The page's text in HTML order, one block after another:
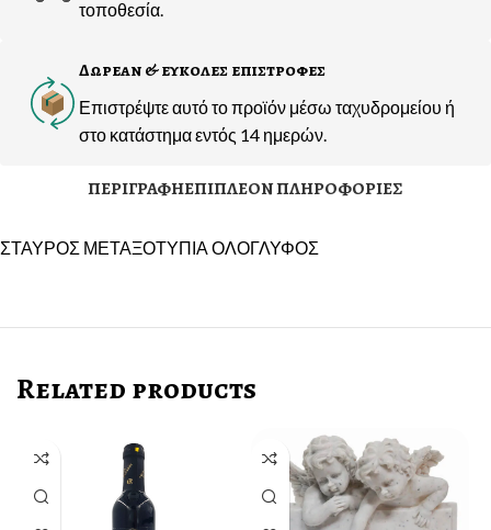
τοποθεσία.
Δωρεαν & ευκολες επιστροφες
Επιστρέψτε αυτό το προϊόν μέσω ταχυδρομείου ή
στο κατάστημα εντός 14 ημερών.
ΠΕΡΙΓΡΑΦΉΕΠΙΠΛΈΟΝ ΠΛΗΡΟΦΟΡΊΕΣ
ΣΤΑΥΡΟΣ ΜΕΤΑΞΟΤΥΠΙΑ ΟΛΟΓΛΥΦΟΣ
Related products